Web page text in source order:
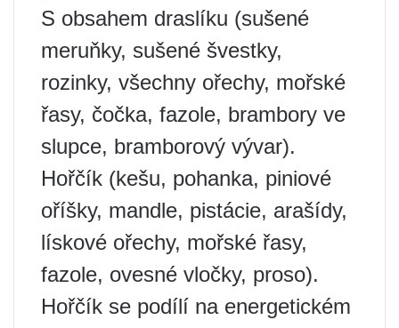
S obsahem draslíku (sušené
meruňky, sušené švestky,
rozinky, všechny ořechy, mořské
řasy, čočka, fazole, brambory ve
slupce, bramborový vývar).
Hořčík (kešu, pohanka, piniové
oříšky, mandle, pistácie, arašídy,
lískové ořechy, mořské řasy,
fazole, ovesné vločky, proso).
Hořčík se podílí na energetickém